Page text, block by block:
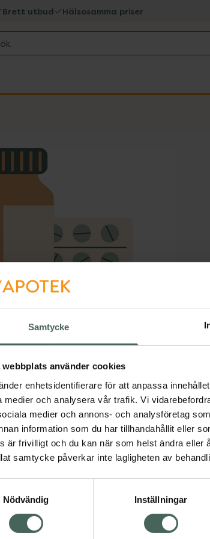
Samtycke
webbplats använder cookies
enhetsidentifierare för att anpassa
medier och analysera vår trafik. Vi
medier och annons- och analysföretag
information som du har tillhandahållit eller
är frivilligt och du kan när som helst ändra
samtycke påverkar inte lagligheten av
Nödvändig
Inställningar
Brett utbud Hälsosamma priser
1 objekt.
innan användning.
Visa